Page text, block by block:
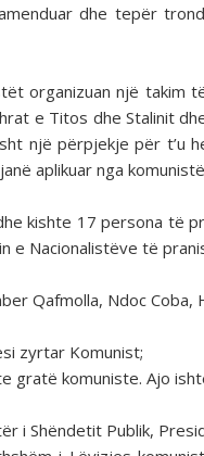
dhe tepër
organizuan një takim
e Titos dhe Stalinit
një përpjekje për t’u
aplikuar nga
kishte 17 persona të
e Nacionalistëve të
Qafmolla, Ndoc Coba,
zyrtar Komunist;
gratë komuniste. Ajo
i Shëndetit Publik,